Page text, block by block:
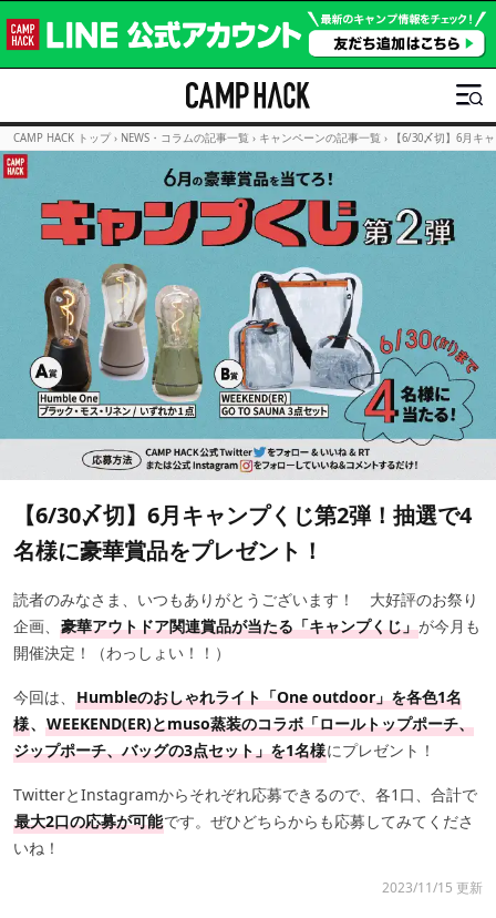
CAMP HACK トップ › NEWS・コラムの記事一覧 › キャンペーンの記事一覧 › 【6/30〆切】6月キ
【6/30〆切】6月キャンプくじ第2弾！抽選で4
名様に豪華賞品をプレゼント！
読者のみなさま、いつもありがとうございます！ 大好評のお祭り
企画、 豪華アウトドア関連賞品が当たる「キャンプくじ」が今月も
開催決定！（わっしょい！！）
今回は、 Humbleのおしゃれライト「One outdoor」を各色1名
様、 WEEKEND(ER)とmuso蒸装のコラボ「ロールトップポーチ、
ジップポーチ、バッグの3点セット」を1名様にプレゼント！
TwitterとInstagramからそれぞれ応募できるので、各1口、合計で
最大2口の応募が可能です。ぜひどちらからも応募してみてくださ
いね！
2023/11/15 更新